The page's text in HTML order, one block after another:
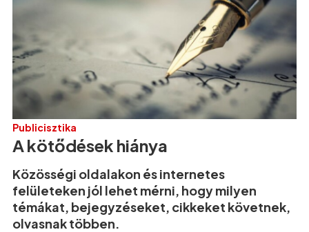
Publicisztika
A kötődések hiánya
Közösségi oldalakon és internetes
felületeken jól lehet mérni, hogy milyen
témákat, bejegyzéseket, cikkeket követnek,
olvasnak többen.